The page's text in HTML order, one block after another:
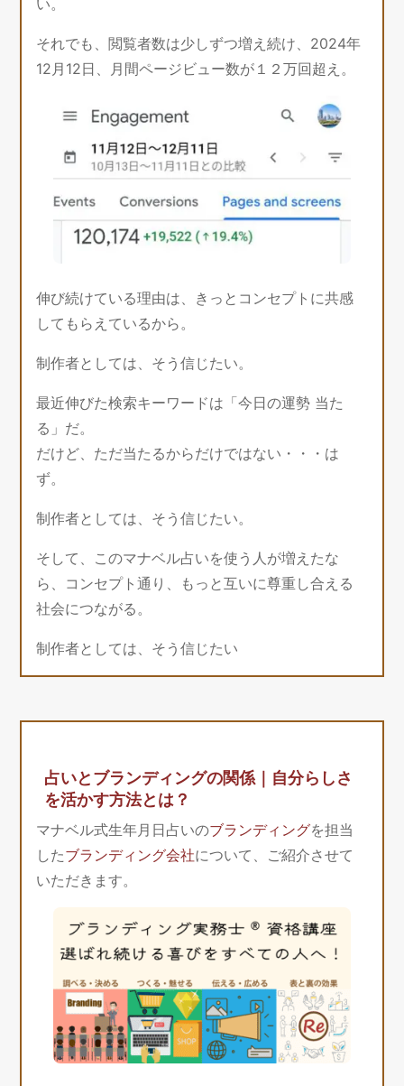
い。
それでも、閲覧者数は少しずつ増え続け、2024年
12月12日、月間ページビュー数が１２万回超え。
伸び続けている理由は、きっとコンセプトに共感
してもらえているから。
制作者としては、そう信じたい。
最近伸びた検索キーワードは「今日の運勢 当た
る」だ。
だけど、ただ当たるからだけではない・・・は
ず。
制作者としては、そう信じたい。
そして、このマナベル占いを使う人が増えたな
ら、コンセプト通り、もっと互いに尊重し合える
社会につながる。
制作者としては、そう信じたい
占いとブランディングの関係｜自分らしさ
を活かす方法とは？
マナベル式生年月日占いのブランディングを担当
したブランディング会社について、ご紹介させて
いただきます。